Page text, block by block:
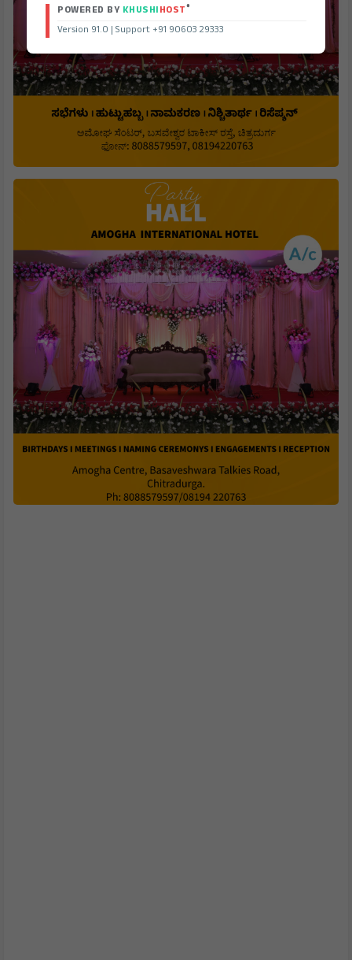
POWERED BY KHUSHIHOST®
Version 91.0 | Support +91 90603 29333